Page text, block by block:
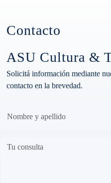
Contacto
ASU Cultura &
Solicitá información mediante
contacto en la brevedad.